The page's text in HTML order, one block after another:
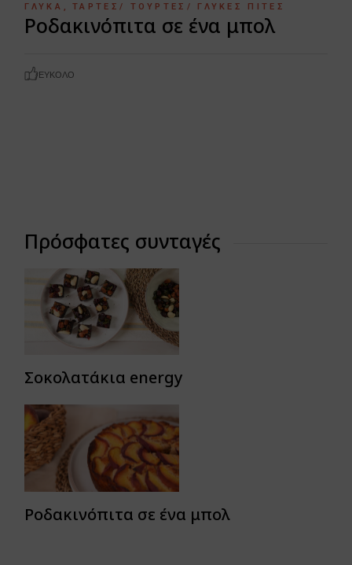
ΓΛΥΚΆ
ΤΆΡΤΕΣ/ ΤΟΎΡΤΕΣ/ ΓΛΥΚΈΣ ΠΊΤΕΣ
Ροδακινόπιτα σε ένα μπολ
ΕΎΚΟΛΟ
Πρόσφατες συνταγές
Σοκολατάκια energy
Ροδακινόπιτα σε ένα μπολ